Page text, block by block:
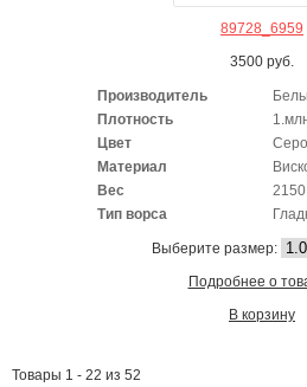
89728_6959
3500 руб.
Производитель
Плотность
Цвет
Материал
Вес
2150
Тип ворса
Выберите размер:
Подробнее о
В корзину
Товары 1 - 22 из 52